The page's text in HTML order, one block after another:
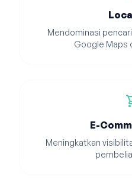
Mendominasi
Google Maps
E-
Meningkatkan